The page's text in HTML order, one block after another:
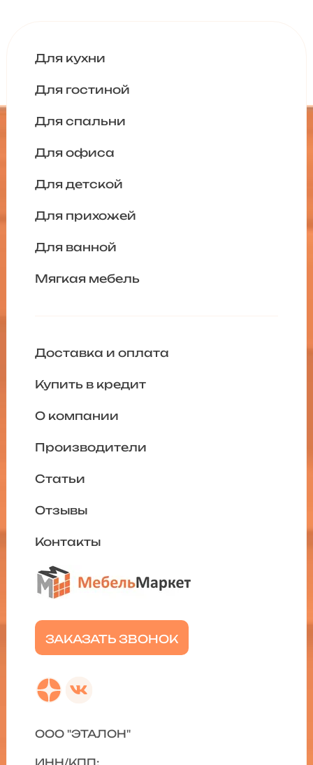
Для кухни
Для гостиной
Для спальни
Для офиса
Для детской
Для прихожей
Для ванной
Мягкая мебель
ЗАКАЗАТЬ ЗВОНОК
Доставка и оплата
Купить в кредит
О компании
Производители
Статьи
Отзывы
Контакты
ООО "ЭТАЛОН"